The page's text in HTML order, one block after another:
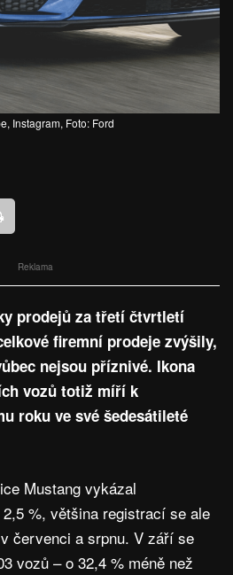
Instagram, Foto: Ford
Reklama
prodejů za třetí čtvrtletí
firemní prodeje zvýšily,
nejsou příznivé. Ikona
vozů totiž míří k
roku ve své šedesátileté
Mustang vykázal
%, většina registrací se ale
červenci a srpnu. V září se
vozů – o 32,4 % méně než